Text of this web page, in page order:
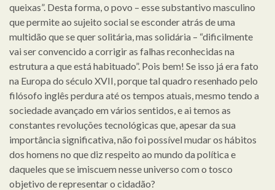
queixas”. Desta forma, o povo – esse substantivo masculino
que permite ao sujeito social se esconder atrás de uma
multidão que se quer solitária, mas solidária – “dificilmente
vai ser convencido a corrigir as falhas reconhecidas na
estrutura a que está habituado”. Pois bem! Se isso já era fato
na Europa do século XVII, porque tal quadro resenhado pelo
filósofo inglês perdura até os tempos atuais, mesmo tendo a
sociedade avançado em vários sentidos, e ai temos as
constantes revoluções tecnológicas que, apesar da sua
importância significativa, não foi possível mudar os hábitos
dos homens no que diz respeito ao mundo da política e
daqueles que se imiscuem nesse universo com o tosco
objetivo de representar o cidadão?